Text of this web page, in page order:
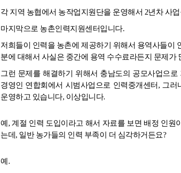
각 지역 농협에서 농작업지원단을 운영해서 2년차 사
마지막으로 농촌인력지원센터입니다.
저희들이 인력을 농촌에 제공하기 위해서 용역사들이
분에 대해서 사실은 중간에 용역 수수료라든지 문제가
그런 문제를 해결하기 위해서 충남도의 공모사업으
경영인 연합회에서 시범사업으로 인력중개센터, 그
운영하고 있습니다, 이상입니다.
예, 계절 인력 도입이라고 해서 자료를 보면 배정 인원
는데, 일반 농가들의 인력 부족이 더 심각하거든요?
예.